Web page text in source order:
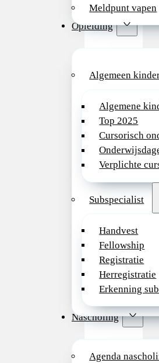
Meldpunt vapen
Opleiding
Algemeen
Algemene
Top 2025
Cursorisch
Verplichte
Subspecialist
Handvest
Fellowship
Registratie
Herregistratie
Erkenning
Nascholing
Agenda